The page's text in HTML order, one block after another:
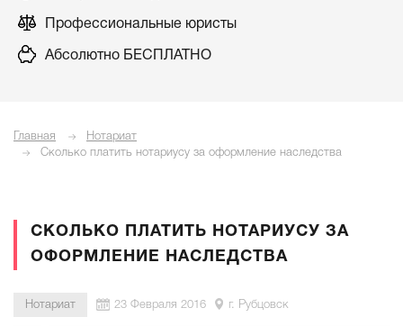
Профессиональные юристы
Абсолютно БЕСПЛАТНО
Главная
Нотариат
Сколько платить нотариусу за оформление наследства
СКОЛЬКО ПЛАТИТЬ НОТАРИУСУ ЗА
ОФОРМЛЕНИЕ НАСЛЕДСТВА
Нотариат 23 Февраля 2016 г. Рубцовск